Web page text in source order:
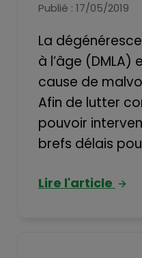
Publié : 17/05/2019
La
à l’âge (DMLA)
cause de
Afin de lutter
pouvoir
brefs délais
Lire l'article